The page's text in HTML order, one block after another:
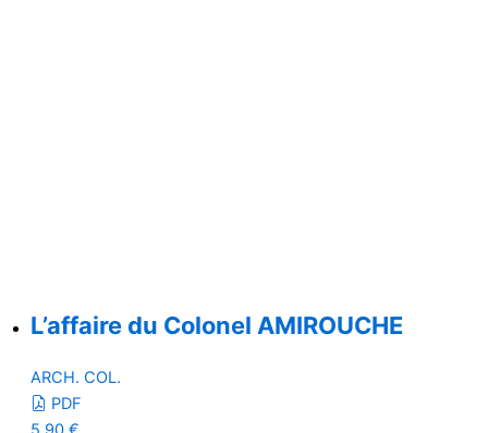
L’affaire du Colonel AMIROUCHE
ARCH. COL.
PDF